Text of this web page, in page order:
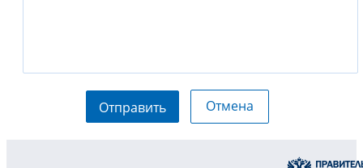
Отправить Отмена